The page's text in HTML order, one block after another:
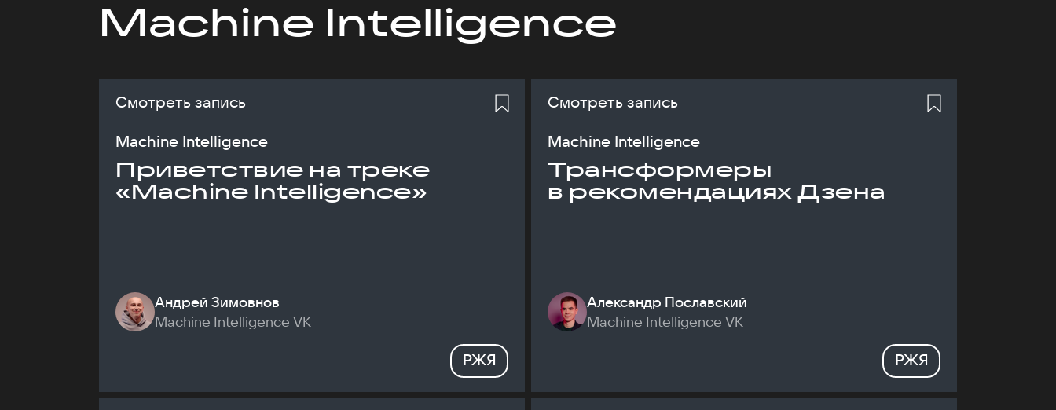
Machine Intelligence
Смотреть запись
Machine Intelligence
Приветствие на треке
«Machine Intelligence»
Андрей Зимовнов
Machine Intelligence VK
РЖЯ
Смотреть запись
Machine Intelligence
Трансформеры
в рекомендациях Дзена
Александр Пославский
Machine Intelligence VK
РЖЯ